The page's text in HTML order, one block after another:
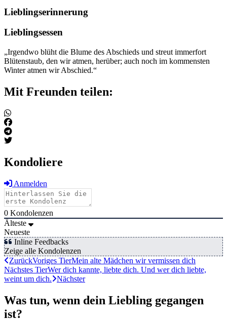
Lieblingserinnerung
Lieblingsessen
„Irgendwo blüht die Blume des Abschieds und streut immerfort
Blütenstaub, den wir atmen, herüber; auch noch im kommensten
Winter atmen wir Abschied.“
Mit Freunden teilen:
Kondoliere
Anmelden
0 Kondolenzen
Älteste
Neueste
Inline Feedbacks
Zeige alle Kondolenzen
ZurückVoriges TierMein alte Mädchen wir vermissen dich
Nächstes TierWer dich kannte, liebte dich. Und wer dich liebte,
weint um dich.
Nächster
Was tun, wenn dein Liebling gegangen
ist?